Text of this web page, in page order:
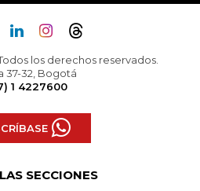
los derechos reservados.
37-32, Bogotá
1 4227600
SECCIONES